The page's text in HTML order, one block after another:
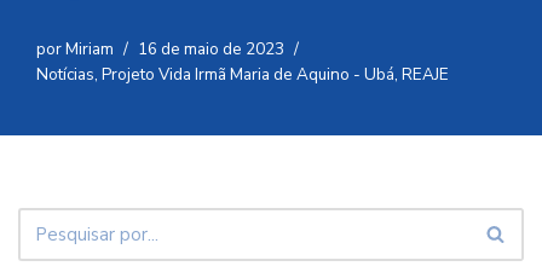
porMiriam
16 de maio de 2023
Notícias, Projeto Vida Irmã Maria de Aquino - Ubá, REAJE